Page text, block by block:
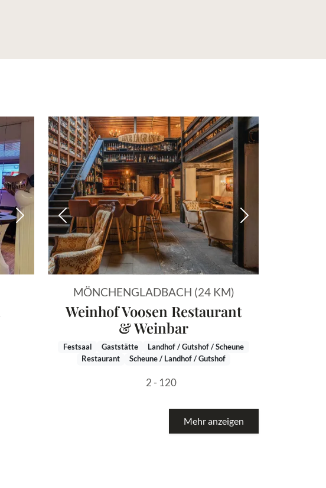
Nächstes BildVorheriges Bild Nächstes Bild
MÖNCHENGLADBACH (24 KM)
Weinhof Voosen Restaurant
& Weinbar
Festsaal Gaststätte
Landhof / Gutshof / Scheune
Restaurant
Scheune / Landhof / Gutshof
2 - 120
Mehr anzeigen